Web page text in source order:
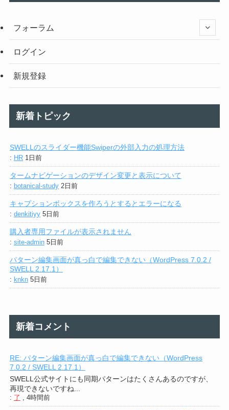
フォーラム
ログイン
新規登録
新着トピック
SWELLのスライダー機能Swiperの外部入力の処理方法
: HR 1日前
タームナビゲーションのデザイン変更と表示について
: botanical-study 2日前
キャプションボックスを作ろうとするとエラーになる
: denkitiyy 5日前
購入者専用ファイルが表示されません
: site-admin 5日前
パターン編集画面が真っ白で編集できない（WordPress 7.0.2 /
SWELL 2.17.1）
: knkn 5日前
新着コメント
RE: パターン編集画面が真っ白で編集できない（WordPress
7.0.2 / SWELL 2.17.1）
SWELL公式サイトにも同期パターンはたくさんあるのですが、
再現できないですね...
: 了 4時間前